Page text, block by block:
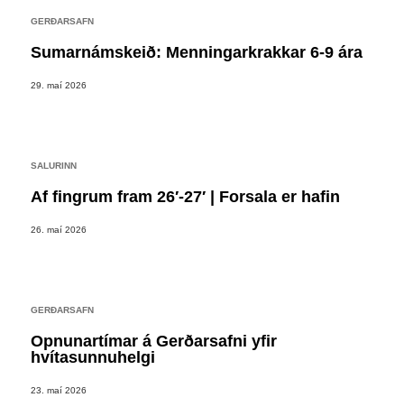
GERÐARSAFN
Sumarnámskeið: Menningarkrakkar 6-9 ára
29. maí 2026
SALURINN
Af fingrum fram 26′-27′ | Forsala er hafin
26. maí 2026
GERÐARSAFN
Opnunartímar á Gerðarsafni yfir
hvítasunnuhelgi
23. maí 2026